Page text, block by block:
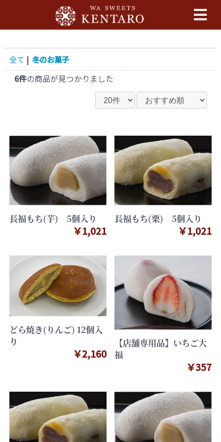
全て | 冬のお菓子
6件の商品が見つかりました
長福もち(芋) 5個入り
￥1,021
長福もち(栗) 5個入り
￥1,021
どら焼き(りんご) 12個入
り
￥2,160
【店舗専用品】いちご大
福
￥357